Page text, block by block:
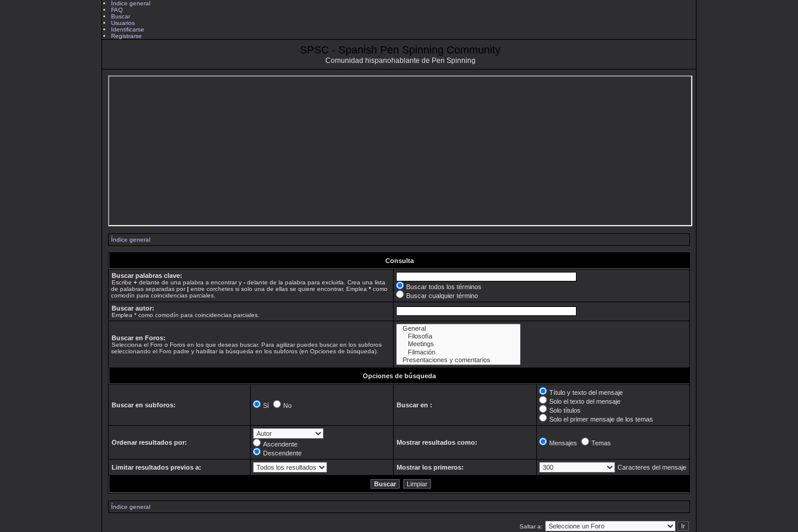
Índice general
FAQ
Buscar
Usuarios
Identificarse
Registrarse
SPSC - Spanish Pen Spinning Community
Comunidad hispanohablante de Pen Spinning
Índice general
Consulta
Buscar palabras clave:
Escribe + delante de una palabra a encontrar y - delante de la palabra para excluirla. Crea una lista
de palabras separadas por| entre corchetes si solo una de ellas se quiere encontrar. Emplea * como
comodín para coincidencias parciales.
Buscar todos los términos
Buscar cualquier término
Buscar autor:
Emplea * como comodín para coincidencias parciales.
Buscar en Foros:
Selecciona el Foro o Foros en los que deseas buscar. Para agilizar puedes buscar en los subforos
seleccionando el Foro padre y habilitar la búsqueda en los subforos (en Opciones de búsqueda).
Opciones de búsqueda
Buscar en subforos: Sí No Buscar en :
Título y texto del mensaje
Solo el texto del mensaje
Solo títulos
Solo el primer mensaje de los temas
Ordenar resultados por:
Ascendente
Descendente
Mostrar resultados como: Mensajes Temas
Limitar resultados previos a: Mostrar los primeros: Caracteres del mensaje
Índice general
Saltar a: